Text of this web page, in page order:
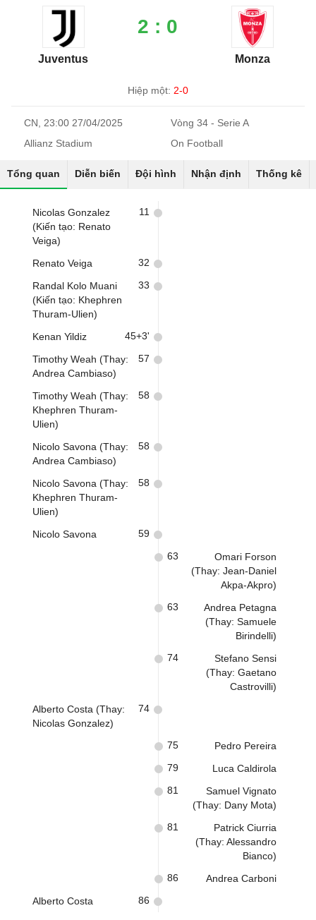
Juventus
2 : 0
Monza
Hiệp một: 2-0
CN, 23:00 27/04/2025
Vòng 34 - Serie A
Allianz Stadium
On Football
Tổng quan Diễn biến Đội hình Nhận định Thống kê
Nicolas Gonzalez
(Kiến tạo: Renato
Veiga)
11
Renato Veiga 32
Randal Kolo Muani
(Kiến tạo: Khephren
Thuram-Ulien)
33
Kenan Yildiz 45+3'
Timothy Weah (Thay:
Andrea Cambiaso)
57
Timothy Weah (Thay:
Khephren Thuram-
Ulien)
58
Nicolo Savona (Thay:
Andrea Cambiaso)
58
Nicolo Savona (Thay:
Khephren Thuram-
Ulien)
58
Nicolo Savona 59
Omari Forson
(Thay: Jean-Daniel
Akpa-Akpro)
63
Andrea Petagna
(Thay: Samuele
Birindelli)
63
Stefano Sensi
(Thay: Gaetano
Castrovilli)
74
Alberto Costa (Thay:
Nicolas Gonzalez)
74
Pedro Pereira
75
Luca Caldirola
79
Samuel Vignato
(Thay: Dany Mota)
81
Patrick Ciurria
(Thay: Alessandro
Bianco)
81
Andrea Carboni
86
Alberto Costa 86